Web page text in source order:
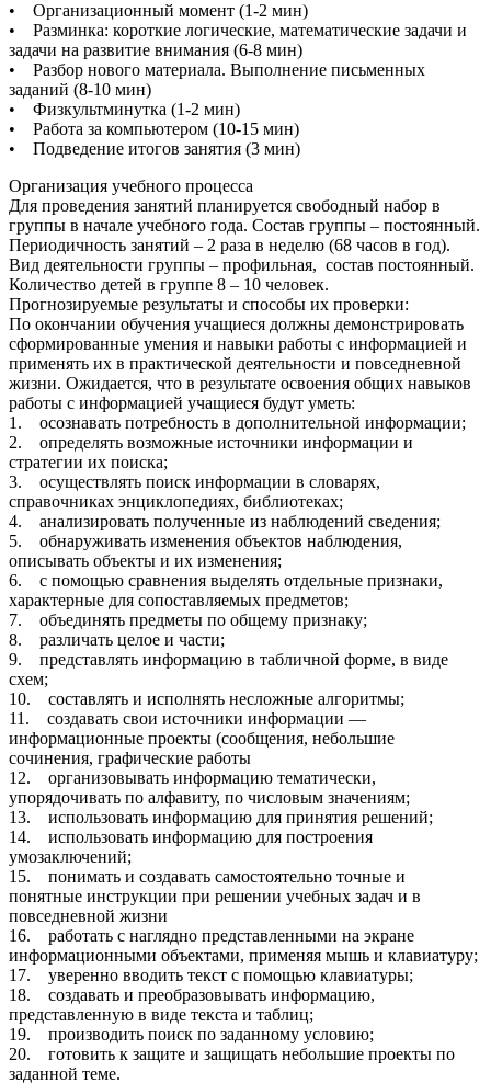
• Организационный момент (1-2 мин)
• Разминка: короткие логические, математические задачи и
задачи на развитие внимания (6-8 мин)
• Разбор нового материала. Выполнение письменных
заданий (8-10 мин)
• Физкультминутка (1-2 мин)
• Работа за компьютером (10-15 мин)
• Подведение итогов занятия (3 мин)
Организация учебного процесса
Для проведения занятий планируется свободный набор в
группы в начале учебного года. Состав группы – постоянный.
Периодичность занятий – 2 раза в неделю (68 часов в год).
Вид деятельности группы – профильная, состав постоянный.
Количество детей в группе 8 – 10 человек.
Прогнозируемые результаты и способы их проверки:
По окончании обучения учащиеся должны демонстрировать
сформированные умения и навыки работы с информацией и
применять их в практической деятельности и повседневной
жизни. Ожидается, что в результате освоения общих навыков
работы с информацией учащиеся будут уметь:
1. осознавать потребность в дополнительной информации;
2. определять возможные источники информации и
стратегии их поиска;
3. осуществлять поиск информации в словарях,
справочниках энциклопедиях, библиотеках;
4. анализировать полученные из наблюдений сведения;
5. обнаруживать изменения объектов наблюдения,
описывать объекты и их изменения;
6. с помощью сравнения выделять отдельные признаки,
характерные для сопоставляемых предметов;
7. объединять предметы по общему признаку;
8. различать целое и части;
9. представлять информацию в табличной форме, в виде
схем;
10. составлять и исполнять несложные алгоритмы;
11. создавать свои источники информации —
информационные проекты (сообщения, небольшие
сочинения, графические работы
12. организовывать информацию тематически,
упорядочивать по алфавиту, по числовым значениям;
13. использовать информацию для принятия решений;
14. использовать информацию для построения
умозаключений;
15. понимать и создавать самостоятельно точные и
понятные инструкции при решении учебных задач и в
повседневной жизни
16. работать с наглядно представленными на экране
информационными объектами, применяя мышь и клавиатуру;
17. уверенно вводить текст с помощью клавиатуры;
18. создавать и преобразовывать информацию,
представленную в виде текста и таблиц;
19. производить поиск по заданному условию;
20. готовить к защите и защищать небольшие проекты по
заданной теме.